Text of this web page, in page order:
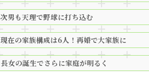
次男も天理で野球に打ち込む
現在の家族構成は6人！再婚で大家族に
長女の誕生でさらに家庭が明るく